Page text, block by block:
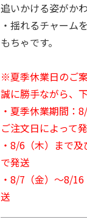
追いかける姿がか
・揺れるチャーム
もちゃです。
※夏季休業日のご
誠に勝手ながら、
・夏季休業期間：
ご注文日によって
・8/6（木）まで
で発送
・8/7（金）～8/
送